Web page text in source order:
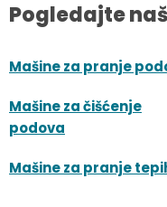
Pogledajte
Mašine za pranje
Mašine za čišćenje
podova
Mašine za pranje